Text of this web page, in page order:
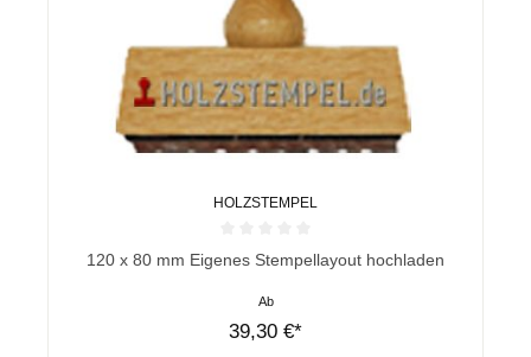
HOLZSTEMPEL
Durchschnittliche Bewertung von 0 von 5 Sternen
120 x 80 mm Eigenes Stempellayout hochladen
Ab
39,30 €*